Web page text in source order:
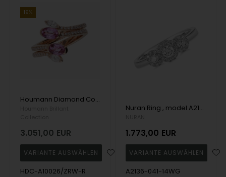
19%
Houmann Diamond Collection Serpente Ring, mitt Total 0,52 ct bt + 1,24 ct pink safir
3.051,00 EUR
HDC-A10026/ZRW-R
Nuran Ring , model A2136-041-14WG
1.773,00 EUR
A2136-041-14WG